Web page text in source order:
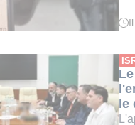
:
2
le